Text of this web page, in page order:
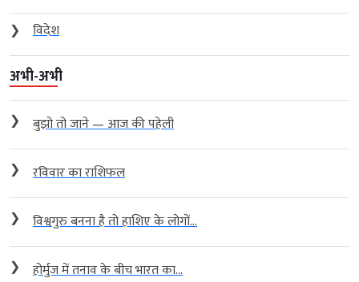
❯
विदेश
अभी-अभी
❯ बुझो तो जाने — आज की पहेली
❯ रविवार का राशिफल
❯ विश्वगुरु बनना है तो हाशिए के लोगों...
❯ होर्मुज में तनाव के बीच भारत का...